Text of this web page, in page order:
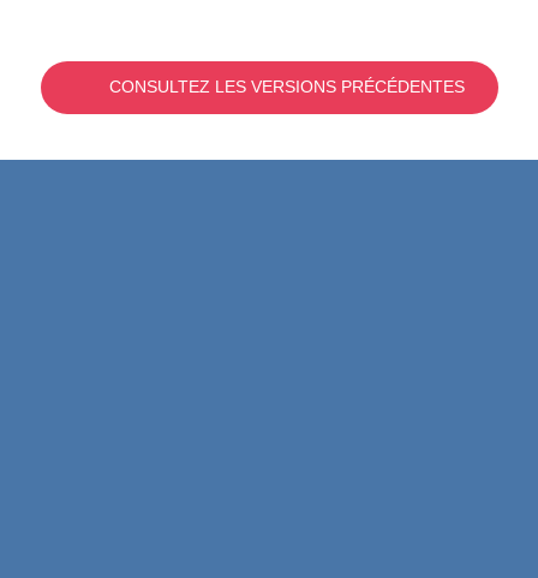
CONSULTEZ LES VERSIONS PRÉCÉDENTES